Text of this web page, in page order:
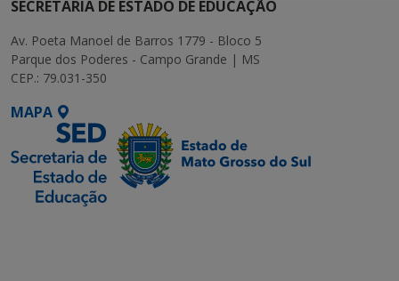
SECRETARIA DE ESTADO DE EDUCAÇÃO
Av. Poeta Manoel de Barros 1779 - Bloco 5
Parque dos Poderes - Campo Grande | MS
CEP.: 79.031-350
MAPA